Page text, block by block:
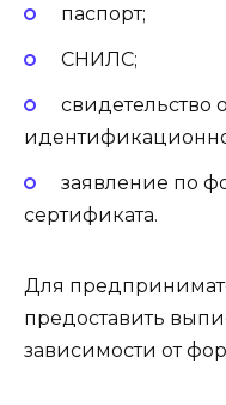
паспорт;
СНИЛС;
свидетельство
заявление по
сертификата.
Для
предоставить
зависимости от